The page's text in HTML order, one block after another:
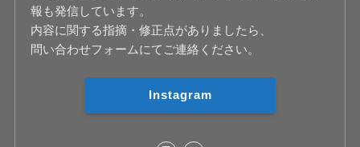
報も発信しています。
内容に関する指摘・修正点がありましたら、
問い合わせフォームにてご連絡ください。
Instagram